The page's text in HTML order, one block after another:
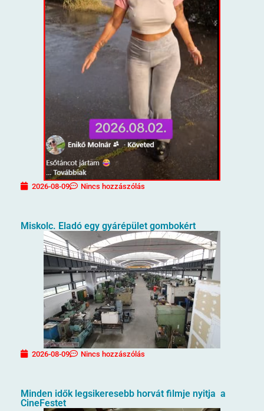
2026-08-09 Nincs hozzászólás
Miskolc. Eladó egy gyárépület gombokért
2026-08-09 Nincs hozzászólás
Minden idők legsikeresebb horvát filmje nyitja a
CineFestet